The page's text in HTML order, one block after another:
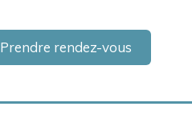
Prendre rendez-vous